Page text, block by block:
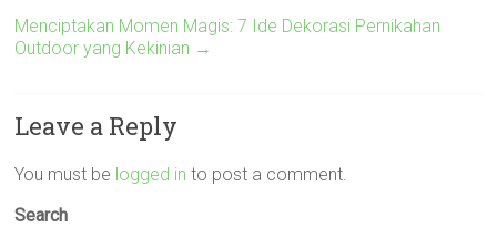
Menciptakan Momen Magis: 7 Ide Dekorasi Pernikahan
Outdoor yang Kekinian →
Leave a Reply
You must be logged in to post a comment.
Search